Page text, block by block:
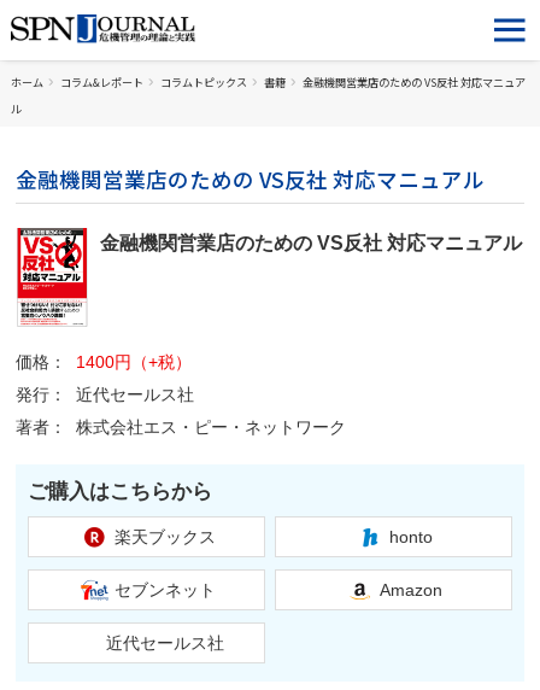
ホーム コラム&レポート コラムトピックス 書籍
金融機関営業店のための VS反社 対応マニュア
ル
金融機関営業店のための VS反社 対応マニュアル
金融機関営業店のための VS反社 対応マニュアル
価格：
1400円（+税）
発行：
近代セールス社
著者：
株式会社エス・ピー・ネットワーク
ご購入はこちらから
楽天ブックス honto
セブンネット Amazon
近代セールス社